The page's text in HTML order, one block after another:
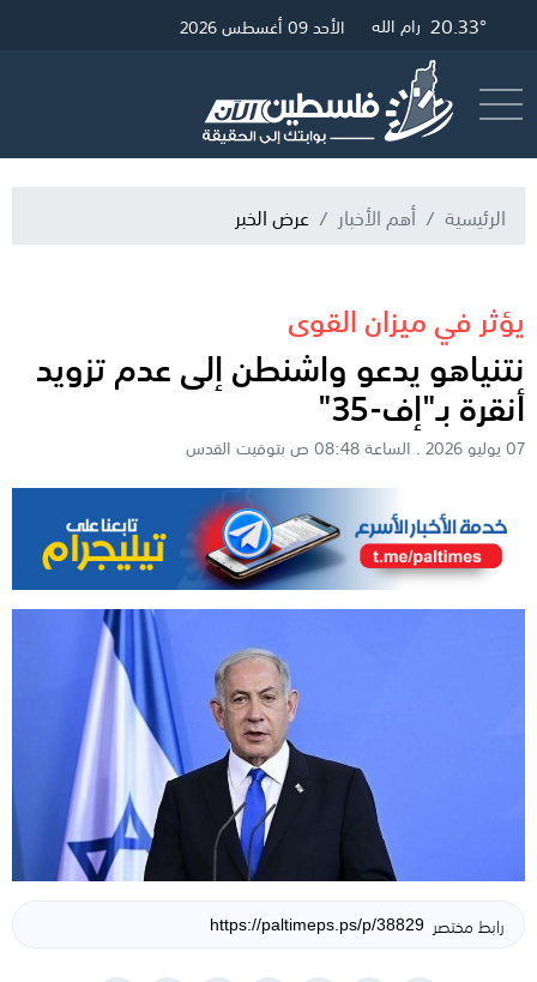
25.82° غزة 20.57° القدس 20.33° رام الله 19.42° الخليل الأحد 09 أغسطس 2026
الرئيسية أهم الأخبار عرض الخبر
يؤثر في ميزان القوى
نتنياهو يدعو واشنطن إلى عدم تزويد
أنقرة بـ"إف-35"
07 يوليو 2026 . الساعة 08:48 ص بتوقيت القدس
رابط مختصر